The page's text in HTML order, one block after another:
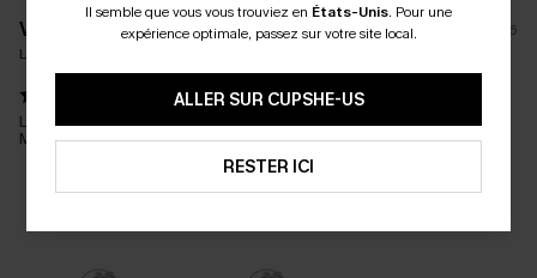
V****
16/01/2026
La taille achetée:
Le pantalon très confortable. Le tissu est très épais et chaud.
Malheureusement trop long pour ma petite taille
Il semble que vous vous trouviez en États-Unis. Pour une
expérience optimale, passez sur votre site local.
ALLER SUR CUPSHE-US
RESTER ICI